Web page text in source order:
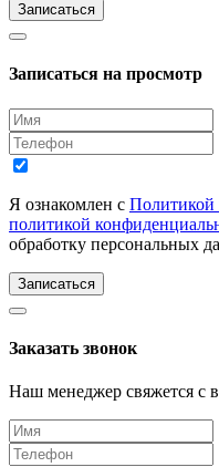
Записаться
Записаться на просмотр
Я ознакомлен с Политикой
политикой
обработку персональных
Записаться
Заказать звонок
Наш менеджер свяжется с